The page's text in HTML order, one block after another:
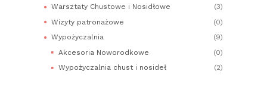
Warsztaty Chustowe i Nosidłowe
(3)
Wizyty patronażowe
(0)
Wypożyczalnia
(9)
Akcesoria Noworodkowe
(0)
Wypożyczalnia chust i nosideł
(2)